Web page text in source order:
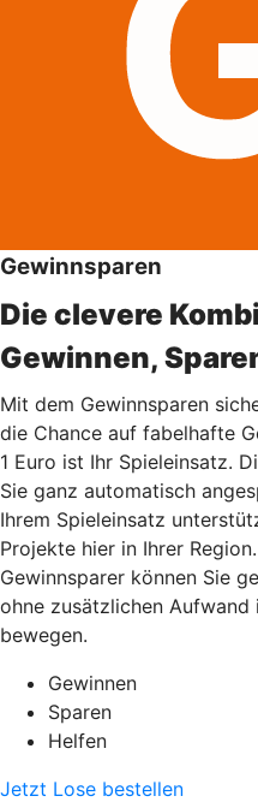
Gewinnsparen
Die clevere
Gewinnen,
Mit dem Gewinnsparen
die Chance auf fabelhafte
1 Euro ist Ihr Spieleinsatz.
Sie ganz automatisch
Ihrem Spieleinsatz
Projekte hier in Ihrer
Gewinnsparer können Sie
ohne zusätzlichen Aufwand
bewegen.
Gewinnen
Sparen
Helfen
Jetzt Lose bestellen